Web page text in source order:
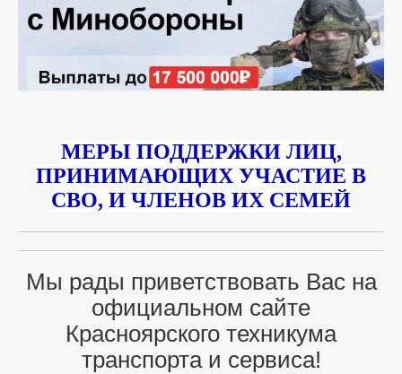
МЕРЫ ПОДДЕРЖКИ ЛИЦ,
ПРИНИМАЮЩИХ УЧАСТИЕ В
СВО, И ЧЛЕНОВ ИХ СЕМЕЙ
Мы рады приветствовать Вас на
официальном сайте
Красноярского техникума
транспорта и сервиса!